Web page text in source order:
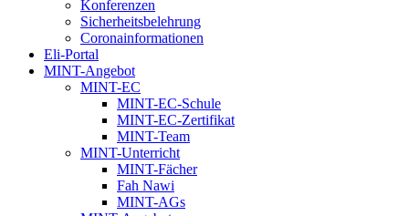
Konferenzen
Sicherheitsbelehrung
Coronainformationen
Eli-Portal
MINT-Angebot
MINT-EC
MINT-EC-Schule
MINT-EC-Zertifikat
MINT-Team
MINT-Unterricht
MINT-Fächer
Fah Nawi
MINT-AGs